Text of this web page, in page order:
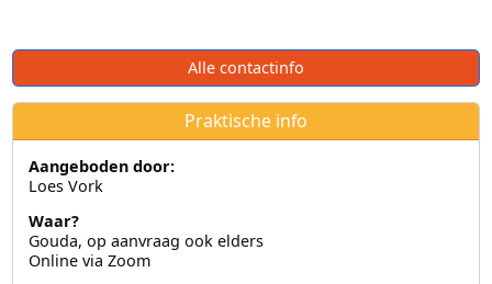
Alle contactinfo
Praktische info
Aangeboden door:
Loes Vork
Waar?
Gouda, op aanvraag ook elders
Online via Zoom